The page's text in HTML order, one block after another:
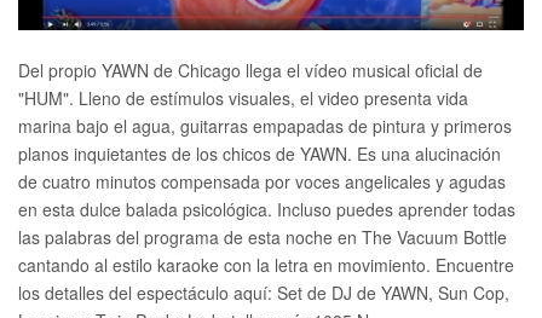
Del propio YAWN de Chicago llega el vídeo musical oficial de
"HUM". Lleno de estímulos visuales, el video presenta vida
marina bajo el agua, guitarras empapadas de pintura y primeros
planos inquietantes de los chicos de YAWN. Es una alucinación
de cuatro minutos compensada por voces angelicales y agudas
en esta dulce balada psicológica. Incluso puedes aprender todas
las palabras del programa de esta noche en The Vacuum Bottle
cantando al estilo karaoke con la letra en movimiento. Encuentre
los detalles del espectáculo aquí: Set de DJ de YAWN, Sun Cop,